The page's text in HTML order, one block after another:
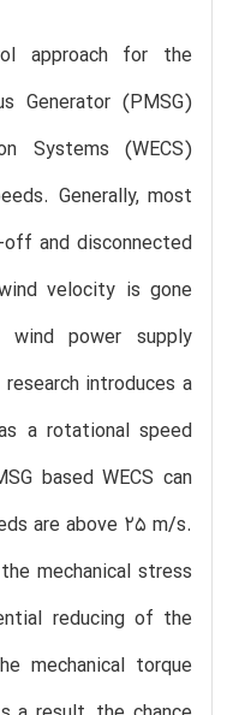
approach for the
Generator (PMSG)
Systems (WECS)
Generally, most
and disconnected
velocity is gone
power supply
introduces a
a rotational speed
based WECS can
are above 25 m/s.
mechanical stress
reducing of the
mechanical torque